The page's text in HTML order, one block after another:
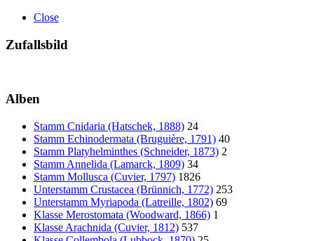
Close
Zufallsbild
Alben
Stamm Cnidaria (Hatschek, 1888) 24
Stamm Echinodermata (Bruguière, 1791) 40
Stamm Platyhelminthes (Schneider, 1873) 2
Stamm Annelida (Lamarck, 1809) 34
Stamm Mollusca (Cuvier, 1797) 1826
Unterstamm Crustacea (Brünnich, 1772) 253
Unterstamm Myriapoda (Latreille, 1802) 69
Klasse Merostomata (Woodward, 1866) 1
Klasse Arachnida (Cuvier, 1812) 537